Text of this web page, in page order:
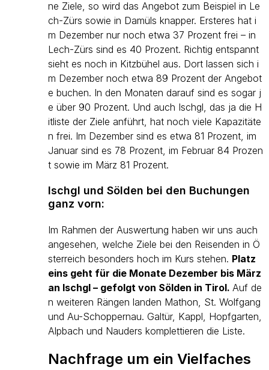
ne Ziele, so wird das Angebot zum Beispiel in Le
ch-Zürs sowie in Damüls knapper. Ersteres hat i
m Dezember nur noch etwa 37 Prozent frei – in
Lech-Zürs sind es 40 Prozent. Richtig entspannt
sieht es noch in Kitzbühel aus. Dort lassen sich i
m Dezember noch etwa 89 Prozent der Angebot
e buchen. In den Monaten darauf sind es sogar j
e über 90 Prozent. Und auch Ischgl, das ja die H
itliste der Ziele anführt, hat noch viele Kapazitäte
n frei. Im Dezember sind es etwa 81 Prozent, im
Januar sind es 78 Prozent, im Februar 84 Prozen
t sowie im März 81 Prozent.
Ischgl und Sölden bei den Buchungen
ganz vorn:
Im Rahmen der Auswertung haben wir uns auch
angesehen, welche Ziele bei den Reisenden in Ö
sterreich besonders hoch im Kurs stehen. Platz
eins geht für die Monate Dezember bis März
an Ischgl – gefolgt von Sölden in Tirol. Auf de
n weiteren Rängen landen Mathon, St. Wolfgang
und Au-Schoppernau. Galtür, Kappl, Hopfgarten,
Alpbach und Nauders komplettieren die Liste.
Nachfrage um ein Vielfaches